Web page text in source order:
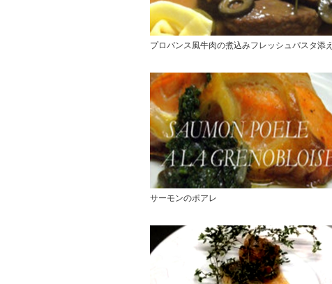
プロバンス風牛肉の煮込みフレッシュパスタ添え
サーモンのポアレ